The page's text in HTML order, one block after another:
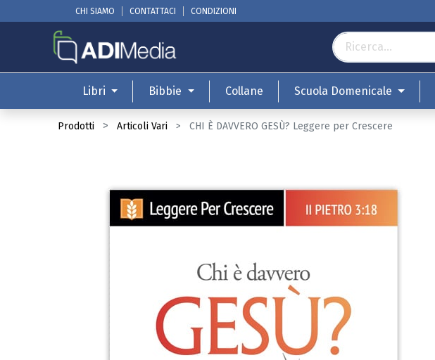
CHI SIAMO CONTATTACI CONDIZIONI
Libri Bibbie Collane Scuola Domenicale
Prodotti Articoli Vari CHI È DAVVERO GESÙ? Leggere per Crescere